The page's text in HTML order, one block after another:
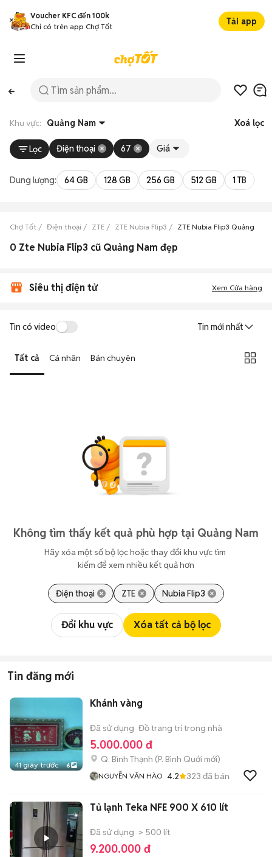
Voucher KFC đến 100k
Chỉ có trên app Chợ Tốt
Tải app
Khu vực: Quảng Nam Xoá lọc
Lọc Điện thoại 67 Giá
Dung lượng: 64 GB 128 GB 256 GB 512 GB 1 TB
Chợ Tốt Điện thoại ZTE ZTE Nubia Flip3 ZTE Nubia Flip3 Quảng Nam
0 Zte Nubia Flip3 cũ Quảng Nam đẹp
Siêu thị điện tử Xem Cửa hàng
Tin có video Tin mới nhất
Tất cả Cá nhân Bán chuyên
Không tìm thấy kết quả phù hợp tại Quảng Nam
Hãy xóa một số bộ lọc hoặc thay đổi khu vực tìm
kiếm để xem nhiều kết quả hơn
Điện thoại ZTE Nubia Flip3
Đổi khu vực Xóa tất cả bộ lọc
Tin đăng mới
41 giây trước 6
Khánh vàng
Đã sử dụng Đồ trang trí trong nhà
5.000.000 đ
Q. Bình Thạnh (P. Bình Quới mới)
NGUYỄN VĂN HÀO 4.2 323 đã bán
Tủ lạnh Teka NFE 900 X 610 lít
Đã sử dụng > 500 lít
9.200.000 đ